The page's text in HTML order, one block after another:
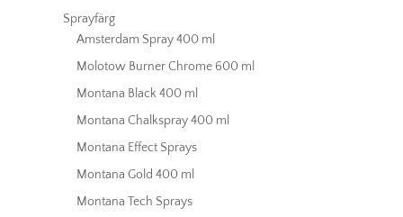
Sprayfärg
Amsterdam Spray 400 ml
Molotow Burner Chrome 600 ml
Montana Black 400 ml
Montana Chalkspray 400 ml
Montana Effect Sprays
Montana Gold 400 ml
Montana Tech Sprays